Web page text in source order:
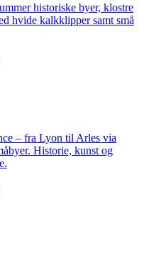
historiske byer, klostre
hvide kalkklipper samt små
– fra Lyon til Arles via
Historie, kunst og